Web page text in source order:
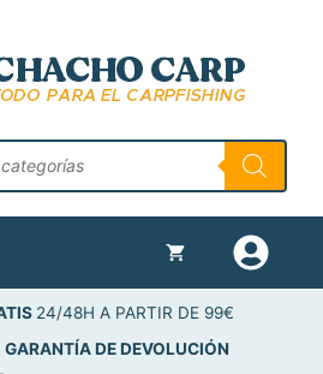
24/48H A PARTIR DE 99€
GARANTÍA DE DEVOLUCIÓN